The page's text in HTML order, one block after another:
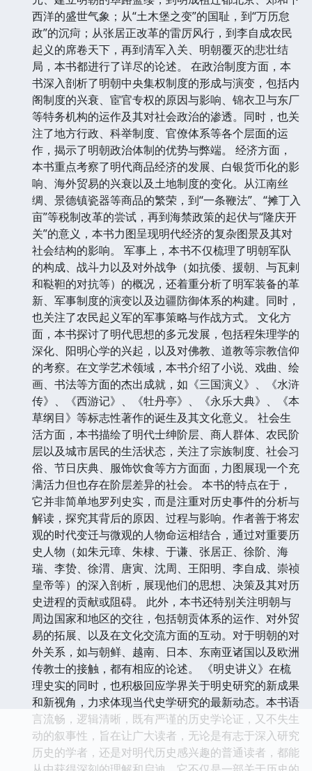
西洋的盛世气象；从“土木堡之变”的国耻，到“万历怠
政”的沉疴；从张居正改革的雷厉风行，到李自成农民
起义的席卷天下，再到清军入关、明朝覆灭的悲壮结
局，本书都进行了详尽的论述。 在政治制度方面，本
书深入剖析了明朝中央集权制度的形成与演变，包括内
阁制度的兴衰、宦官专权的原因与影响、锦衣卫与东厂
等特务机构的运作及其对社会政治的渗透。同时，也关
注了地方行政、科举制度、官僚体系等各个层面的运
作，揭示了明朝政治体制的优势与弊端。 经济方面，
本书重点考察了明代商品经济的发展、白银货币化的影
响、海外贸易的兴衰以及土地制度的变化。从江南丝
绸、景德镇瓷器等商品的繁荣，到“一条鞭法”、“摊丁入
亩”等税制改革的尝试，再到海禁政策的起伏与“隆庆开
关”的意义，本书力图呈现明代经济的复杂图景及其对
社会结构的影响。 军事上，本书不仅梳理了明朝军队
的构成、战斗力以及对外战争（如抗倭、援朝、与瓦剌
和鞑靼的对抗等）的概况，还着重分析了明军装备的革
新、军事制度的演变以及边疆防御体系的构建。同时，
也关注了农民起义军的军事策略与作战方式。 文化方
面，本书探讨了明代思想的多元发展，包括程朱理学的
深化、阳明心学的兴起，以及对佛教、道教等宗教信仰
的考察。在文学艺术领域，本书介绍了小说、戏曲、绘
画、书法等方面的杰出成就，如《三国演义》、《水浒
传》、《西游记》、《牡丹亭》、《永乐大典》、《本
草纲目》等标志性著作的诞生及其文化意义。 社会生
活方面，本书描绘了明代士绅阶层、商人群体、农民阶
层以及城市居民的生活状态，关注了宗族制度、社会习
俗、节日庆典、服饰饮食等方方面面，力图展现一个充
满活力但也存在阶层差异的社会。 本书的特点在于，
它并非简单地罗列史实，而是注重对历史事件的分析与
解读，探究其背后的原因、过程与影响。作者善于将宏
观的时代变迁与微观的人物命运相结合，通过对重要历
史人物（如朱元璋、朱棣、于谦、张居正、徐阶、海
瑞、李贽、徐渭、唐寅、沈周、王阳明、李自成、崇祯
皇帝等）的深入剖析，展现他们的思想、决策及其对历
史进程的贡献或阻碍。 此外，本书还特别关注明朝与
周边国家和地区的交往，包括朝贡体系的运作、对外贸
易的拓展、以及在文化交流方面的互动。对于明朝的对
外关系，如与朝鲜、越南、日本、东南亚诸国以及欧洲
传教士的接触，都有相应的论述。 《明史讲义》在梳
理史实的同时，也积极回应学界关于明史研究的新成果
和新视角，力求体现当代史学研究的最新动态。本书语
言流畅，逻辑清晰，既有严谨的历史学论证，又不失生
动的叙事性，旨在让广大读者，无论是有志于深入研究
历史的学者，还是对明代历史感兴趣的普通读者，都能